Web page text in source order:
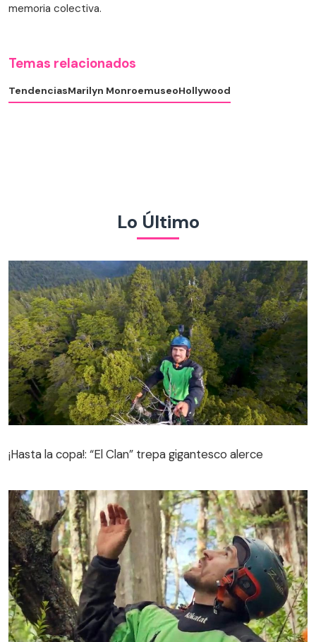
memoria colectiva.
Temas relacionados
TendenciasMarilyn MonroemuseoHollywood
Lo Último
¡Hasta la copa!: “El Clan” trepa gigantesco alerce